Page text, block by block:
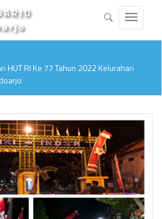
HUT RI Ke 77 Tahun 2022 Kelurahan